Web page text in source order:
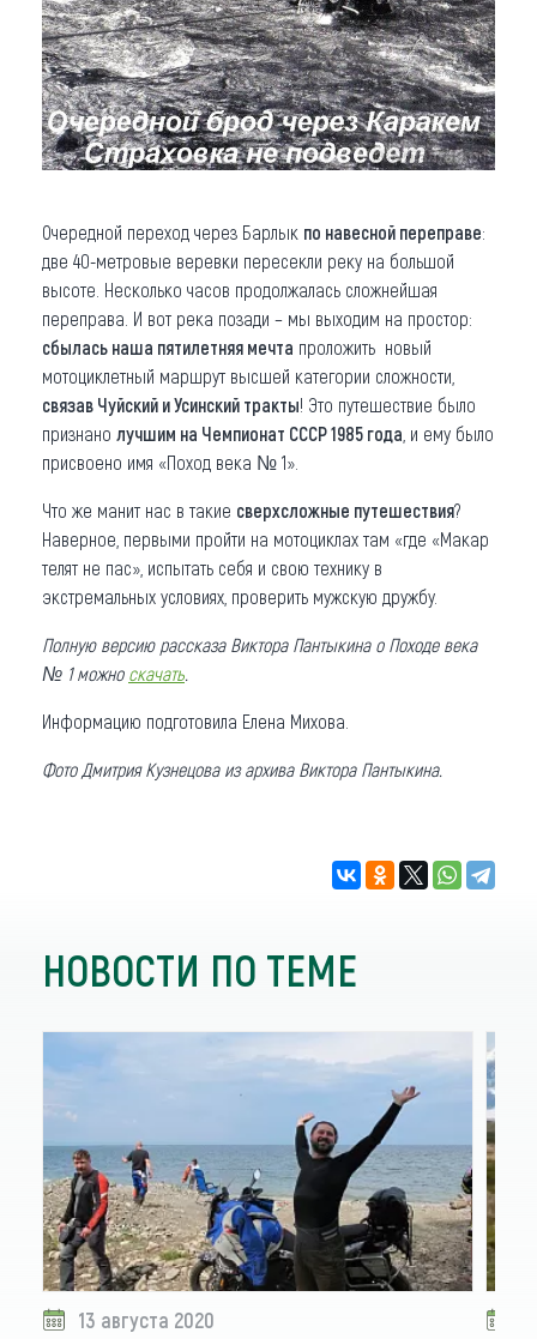
Очередной переход через Барлык по навесной переправе:
две 40-метровые веревки пересекли реку на большой
высоте. Несколько часов продолжалась сложнейшая
переправа. И вот река позади – мы выходим на простор:
сбылась наша пятилетняя мечта проложить новый
мотоциклетный маршрут высшей категории сложности,
связав Чуйский и Усинский тракты! Это путешествие было
признано лучшим на Чемпионат СССР 1985 года , и ему было
присвоено имя «Поход века № 1».
Что же манит нас в такие сверхсложные путешествия?
Наверное, первыми пройти на мотоциклах там «где «Макар
телят не пас», испытать себя и свою технику в
экстремальных условиях, проверить мужскую дружбу.
Полную версию рассказа Виктора Пантыкина о Походе века
№ 1 можно скачать.
Информацию подготовила Елена Михова.
Фото Дмитрия Кузнецова из архива Виктора Пантыкина.
НОВОСТИ ПО ТЕМЕ
13 августа 2020